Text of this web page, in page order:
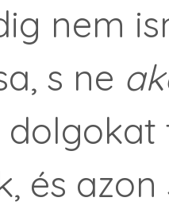
nem
s ne
és